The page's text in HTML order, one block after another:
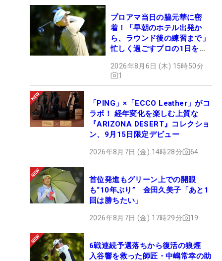
プロアマ当日の脇元華に密
着！「早朝のホテル出発か
ら、ラウンド後の練習まで」
忙しく過ごすプロの1日を公
2026年8月6日 (木) 15時50分
1
「PING」×「ECCO Leather」がコ
ラボ！ 経年変化を楽しむ上質な
『ARIZONA DESERT』コレクショ
ン、9月15日限定デビュー
2026年8月7日 (金) 14時28分 64
首位発進もグリーン上での開眼
も“10年ぶり” 金田久美子「あと1
回は勝ちたい」
2026年8月7日 (金) 17時29分 19
6戦連続予選落ちから復活の狼煙
入谷響を救った師匠・中嶋常幸の助